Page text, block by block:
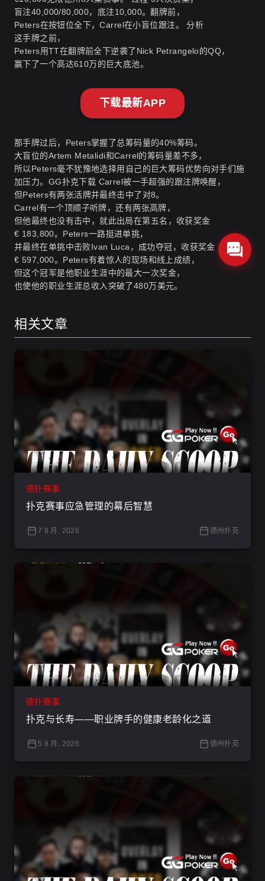
盲注40,000/80,000，底注10,000。翻牌前，
Peters在按钮位全下，Carrel在小盲位跟注。分析
这手牌之前，
Peters用TT在翻牌前全下逆袭了Nick Petrangelo的QQ，
赢下了一个高达610万的巨大底池。
下载最新APP
那手牌过后，Peters掌握了总筹码量的40%筹码。
大盲位的Artem Metalidi和Carrel的筹码量差不多，
所以Peters毫不犹豫地选择用自己的巨大筹码优势向对手们施
加压力。 GG扑克下载 Carrel被一手超强的跟注牌唤醒，
但Peters有两张活牌并最终击中了对8。
Carrel有一个顶顺子听牌，还有两张高牌，
但他最终也没有击中，就此出局在第五名，收获奖金
€ 183,800。Peters一路挺进单挑，
并最终在单挑中击败Ivan Luca，成功夺冠，收获奖金
€ 597,000。Peters有着惊人的现场和线上成绩，
但这个冠军是他职业生涯中的最大一次奖金，
也使他的职业生涯总收入突破了480万美元。
相关文章
德扑赛事
扑克赛事应急管理的幕后智慧
7 8 月, 2026 德州扑克
德扑赛事
扑克与长寿——职业牌手的健康老龄化之道
5 8 月, 2026 德州扑克